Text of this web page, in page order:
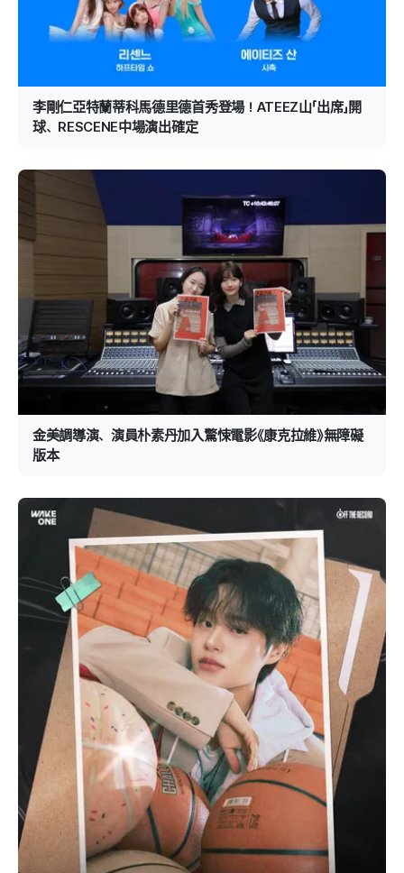
李剛仁亞特蘭蒂科馬德里德首秀登場！ATEEZ山「出席」開
球、RESCENE中場演出確定
金美調導演、演員朴素丹加入驚悚電影《康克拉維》無障礙
版本